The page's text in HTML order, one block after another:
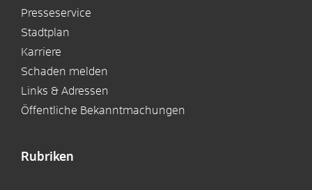
Presseservice
Stadtplan
Karriere
Schaden melden
Links & Adressen
Öffentliche Bekanntmachungen
Rubriken